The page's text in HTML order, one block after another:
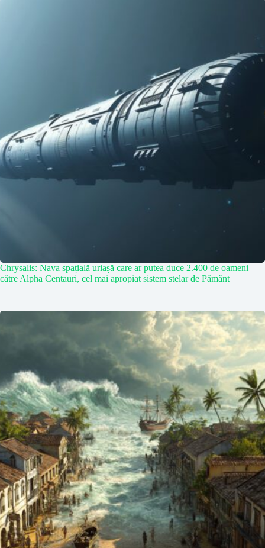
Chrysalis: Nava spațială uriașă care ar putea duce 2.400 de oameni
către Alpha Centauri, cel mai apropiat sistem stelar de Pământ